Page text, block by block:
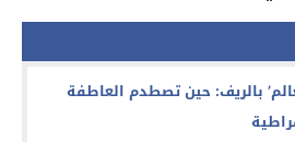
بالريف: حين تصطدم العاطفة